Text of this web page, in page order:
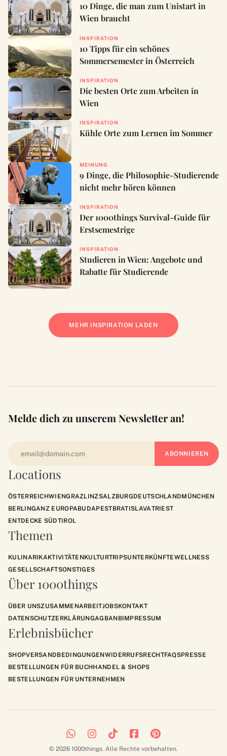
10 Dinge, die man zum Unistart in
Wien braucht
INSPIRATION
10 Tipps für ein schönes
Sommersemester in Österreich
INSPIRATION
Die besten Orte zum Arbeiten in
Wien
INSPIRATION
Kühle Orte zum Lernen im Sommer
MEINUNG
9 Dinge, die Philosophie-Studierende
nicht mehr hören können
INSPIRATION
Der 1000things Survival-Guide für
Erstsemestrige
INSPIRATION
Studieren in Wien: Angebote und
Rabatte für Studierende
MEHR INSPIRATION LADEN
Locations
ÖSTERREICHWIENGRAZLINZSALZBURGDEUTSCHLANDMÜNCHEN
BERLINGANZ EUROPABUDAPESTBRATISLAVATRIEST
ENTDECKE SÜDTIROL
Themen
KULINARIKAKTIVITÄTENKULTURTRIPSUNTERKÜNFTEWELLNESS
GESELLSCHAFTSONSTIGES
Über 1000things
ÜBER UNSZUSAMMENARBEITJOBSKONTAKT
DATENSCHUTZERKLÄRUNGAGBANBIMPRESSUM
Erlebnisbücher
SHOPVERSANDBEDINGUNGENWIDERRUFSRECHTFAQSPRESSE
BESTELLUNGEN FÜR BUCHHANDEL & SHOPS
BESTELLUNGEN FÜR UNTERNEHMEN
Melde dich zu unserem Newsletter an!
© 2026 1000things. Alle Rechte vorbehalten.